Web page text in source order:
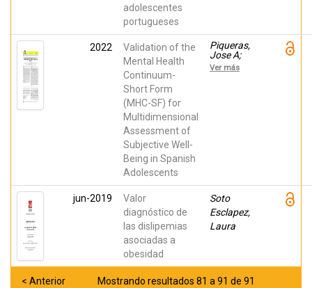
adolescentes
portugueses
2022
Validation of the
Mental Health
Continuum-
Short Form
(MHC-SF) for
Multidimensional
Assessment of
Subjective Well-
Being in Spanish
Adolescents
Piqueras,
Jose A;
Vidal-
Arenas,
Ver más
jun-2019
Valor
diagnóstico de
las dislipemias
asociadas a
obesidad
Soto
Esclapez,
Laura
Mostrando resultados 81 a 91 de 91
< Anterior